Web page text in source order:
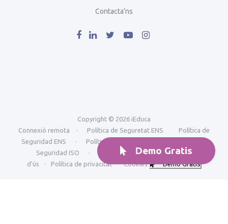
Contacta’ns
Copyright © 2026 iEduca
Connexió remota
· Política de Seguretat ENS
Política de
Seguridad ENS
· Política de Seguretat ISO
Seguridad ISO
·
Avís Legal i condicions generals
d'ús
· Política de privacitat · Cookies
Demo Gratis
Demo Gratis